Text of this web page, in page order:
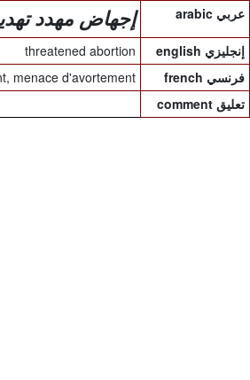
arabic عربي إجهاض مهدد
english إنجليزي
threatened abortion
french فرنسي
menace d'avortement
comment تعليق